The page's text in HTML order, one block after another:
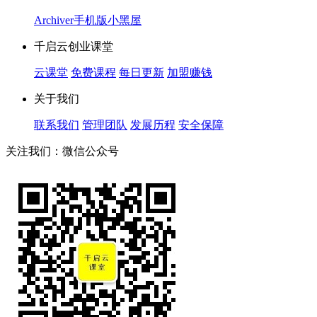
Archiver手机版小黑屋
千启云创业课堂
云课堂 免费课程 每日更新 加盟赚钱
关于我们
联系我们 管理团队 发展历程 安全保障
关注我们：微信公众号